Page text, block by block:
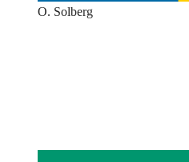
O. Solberg